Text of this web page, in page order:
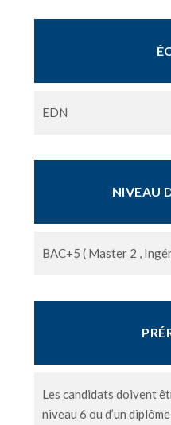
EDN
NIVEAU
BAC+5 ( Master 2 ,
Les candidats doivent
niveau 6 ou d’un